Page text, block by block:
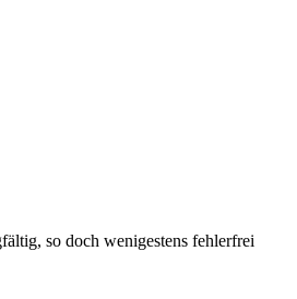
so doch wenigestens fehlerfrei